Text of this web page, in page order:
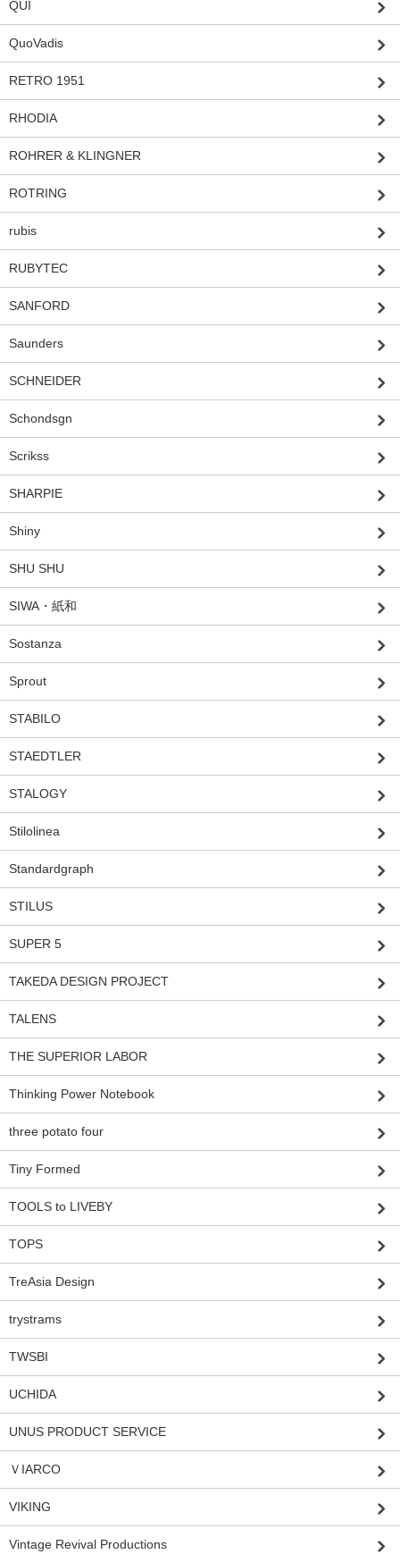
QUI
QuoVadis
RETRO 1951
RHODIA
ROHRER & KLINGNER
ROTRING
rubis
RUBYTEC
SANFORD
Saunders
SCHNEIDER
Schondsgn
Scrikss
SHARPIE
Shiny
SHU SHU
SIWA・紙和
Sostanza
Sprout
STABILO
STAEDTLER
STALOGY
Stilolinea
Standardgraph
STILUS
SUPER 5
TAKEDA DESIGN PROJECT
TALENS
THE SUPERIOR LABOR
Thinking Power Notebook
three potato four
Tiny Formed
TOOLS to LIVEBY
TOPS
TreAsia Design
trystrams
TWSBI
UCHIDA
UNUS PRODUCT SERVICE
ＶIARCO
VIKING
Vintage Revival Productions